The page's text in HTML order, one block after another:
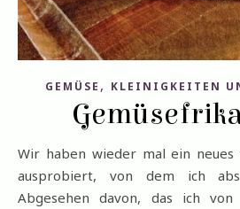
GEMÜSE , KLEINIGKEITEN
Wir haben wieder mal ein neues vegetarisches Rezept
ausprobiert, von dem ich
Abgesehen davon, das ich